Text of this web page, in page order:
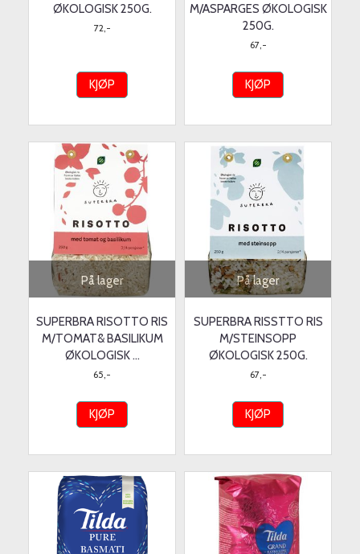
ØKOLOGISK 250G.
72,-
KJØP
M/ASPARGES ØKOLOGISK
250G.
67,-
KJØP
På lager
SUPERBRA RISOTTO RIS
M/TOMAT& BASILIKUM
ØKOLOGISK ...
65,-
KJØP
På lager
SUPERBRA RISSTTO RIS
M/STEINSOPP
ØKOLOGISK 250G.
67,-
KJØP